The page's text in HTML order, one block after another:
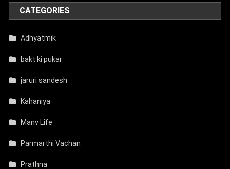
CATEGORIES
Adhyatmik
bakt ki pukar
jaruri sandesh
Kahaniya
Manv Life
Parmarthi Vachan
Prathna